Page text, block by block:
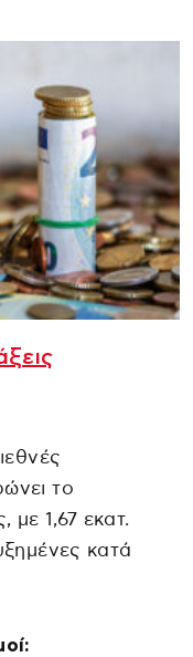
το
με 1,67 εκατ.
κατά